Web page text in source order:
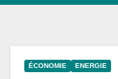
ÉCONOMIE ENERGIE